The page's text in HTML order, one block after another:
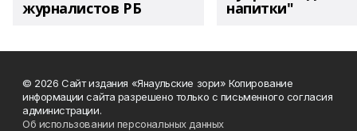
журналистов РБ напитки"
© 2026 Сайт издания «Янаульские зори» Копирование
информации сайта разрешено только с письменного согласия
администрации.
Об использовании персональных данных